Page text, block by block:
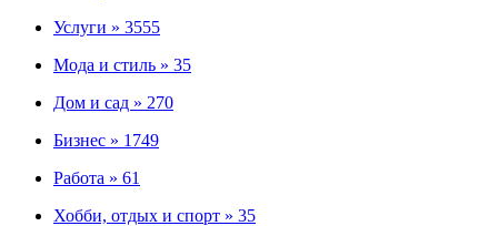
Услуги » 3555
Мода и стиль » 35
Дом и сад » 270
Бизнес » 1749
Работа » 61
Хобби, отдых и спорт » 35